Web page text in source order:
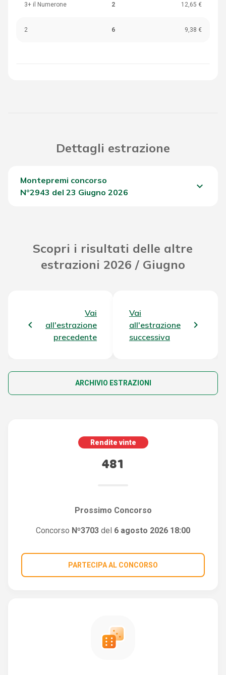
3+ il Numerone 2 12,65 €
2 6 9,38 €
Dettagli estrazione
Montepremi concorso
Nº2943 del 23 Giugno 2026
keyboard_arrow_down
Scopri i risultati delle altre
estrazioni 2026 / Giugno
Vai
all'estrazione
precedente
Vai
all'estrazione
successiva
ARCHIVIO ESTRAZIONI
Rendite vinte
481
Prossimo Concorso
Concorso Nº3703 del 6 agosto 2026 18:00
PARTECIPA AL CONCORSO